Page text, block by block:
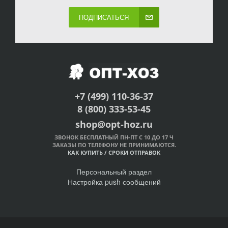
ПОДПИСАТЬСЯ
+7 (499) 110-36-37
8 (800) 333-53-45
shop@opt-hoz.ru
ЗВОНОК БЕСПЛАТНЫЙ ПН-ПТ С 10 ДО 17 Ч
ЗАКАЗЫ ПО ТЕЛЕФОНУ НЕ ПРИНИМАЮТСЯ.
КАК КУПИТЬ / СРОКИ ОТПРАВОК
Персональный раздел
Настройка push сообщений